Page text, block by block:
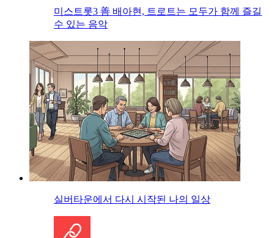
미스트롯3 善 배아현, 트로트는 모두가 함께 즐길
수 있는 음악
실버타운에서 다시 시작된 나의 일상